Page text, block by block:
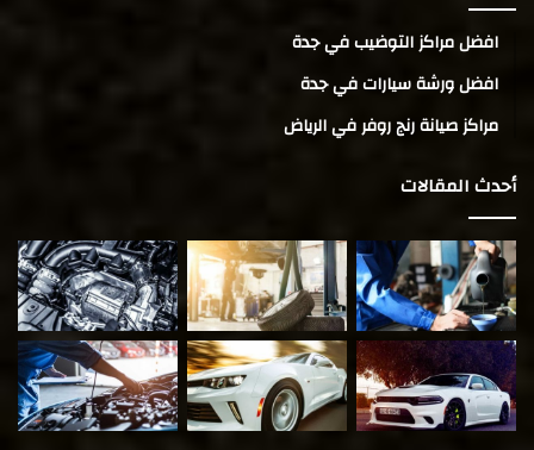
افضل مراكز التوضيب في جدة
افضل ورشة سيارات في جدة
مراكز صيانة رنج روفر في الرياض
أحدث المقالات